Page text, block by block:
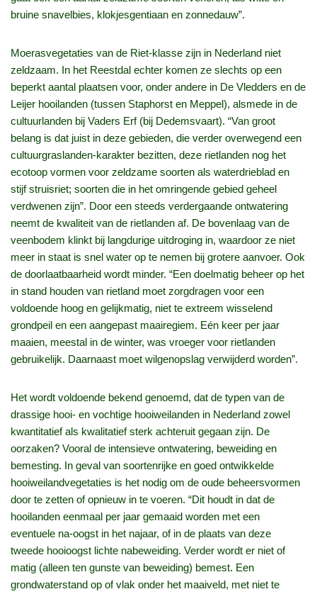
bruine snavelbies, klokjesgentiaan en zonnedauw”.
Moerasvegetaties van de Riet-klasse zijn in Nederland niet
zeldzaam. In het Reestdal echter komen ze slechts op een
beperkt aantal plaatsen voor, onder andere in De Vledders en de
Leijer hooilanden (tussen Staphorst en Meppel), alsmede in de
cultuurlanden bij Vaders Erf (bij Dedemsvaart). “Van groot
belang is dat juist in deze gebieden, die verder overwegend een
cultuurgraslanden-karakter bezitten, deze rietlanden nog het
ecotoop vormen voor zeldzame soorten als waterdrieblad en
stijf struisriet; soorten die in het omringende gebied geheel
verdwenen zijn”. Door een steeds verdergaande ontwatering
neemt de kwaliteit van de rietlanden af. De bovenlaag van de
veenbodem klinkt bij langdurige uitdroging in, waardoor ze niet
meer in staat is snel water op te nemen bij grotere aanvoer. Ook
de doorlaatbaarheid wordt minder. “Een doelmatig beheer op het
in stand houden van rietland moet zorgdragen voor een
voldoende hoog en gelijkmatig, niet te extreem wisselend
grondpeil en een aangepast maairegiem. Eén keer per jaar
maaien, meestal in de winter, was vroeger voor rietlanden
gebruikelijk. Daarnaast moet wilgenopslag verwijderd worden”.
Het wordt voldoende bekend genoemd, dat de typen van de
drassige hooi- en vochtige hooiweilanden in Nederland zowel
kwantitatief als kwalitatief sterk achteruit gegaan zijn. De
oorzaken? Vooral de intensieve ontwatering, beweiding en
bemesting. In geval van soortenrijke en goed ontwikkelde
hooiweilandvegetaties is het nodig om de oude beheersvormen
door te zetten of opnieuw in te voeren. “Dit houdt in dat de
hooilanden eenmaal per jaar gemaaid worden met een
eventuele na-oogst in het najaar, of in de plaats van deze
tweede hooioogst lichte nabeweiding. Verder wordt er niet of
matig (alleen ten gunste van beweiding) bemest. Een
grondwaterstand op of vlak onder het maaiveld, met niet te